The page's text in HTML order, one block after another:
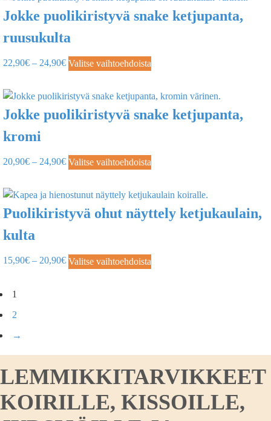
Jokke puolikiristyvä snake ketjupanta,
ruusukulta
22,90€ – 24,90€ Valitse vaihtoehdoista
Jokke puolikiristyvä snake ketjupanta,
kromi
20,90€ – 24,90€ Valitse vaihtoehdoista
Puolikiristyvä ohut näyttely ketjukaulain,
kulta
15,90€ – 20,90€ Valitse vaihtoehdoista
1
2
→
LEMMIKKITARVIKKEET
KOIRILLE, KISSOILLE,